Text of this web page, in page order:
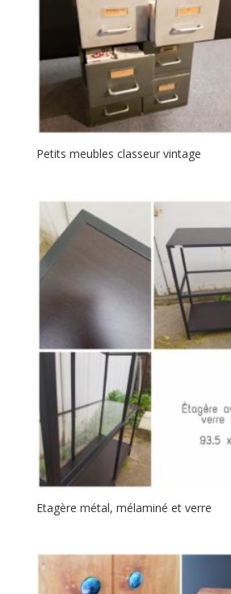
Petits meubles classeur vintage
Etagère métal, mélaminé et verre